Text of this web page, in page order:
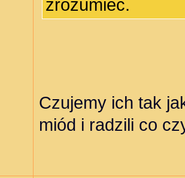
zrozumiec.
Czujemy ich tak
miód i radzili co